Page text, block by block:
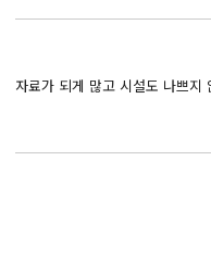
자료가 되게 많고 시설도 나쁘지
BIM 건축설계 및 실내건축설계(캐드
반응형/웹퍼블리셔/프론트엔드 웹개